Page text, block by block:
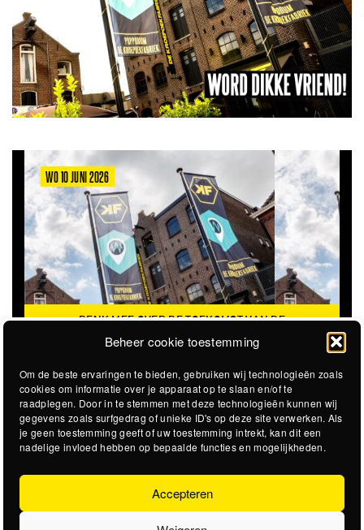
Beheer cookie toestemming
Om de beste ervaringen te bieden, gebruiken wij technologieën zoals
cookies om informatie over je apparaat op te slaan en/of te
raadplegen. Door in te stemmen met deze technologieën kunnen wij
gegevens zoals surfgedrag of unieke ID's op deze site verwerken. Als
je geen toestemming geeft of uw toestemming intrekt, kan dit een
nadelige invloed hebben op bepaalde functies en mogelijkheden.
Accepteren
WO 10 JUNI 2026
DENK MEE OVER DE TOEKOMST VAN DE
KROEPOEKFABRIEK